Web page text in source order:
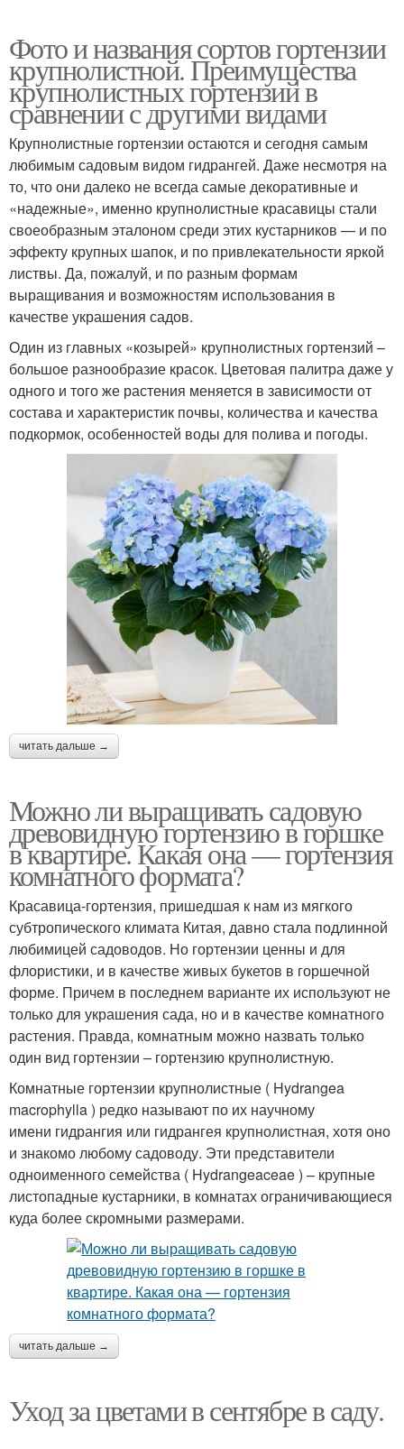
Фото и названия сортов гортензии
крупнолистной. Преимущества
крупнолистных гортензий в
сравнении с другими видами
Крупнолистные гортензии остаются и сегодня самым
любимым садовым видом гидрангей. Даже несмотря на
то, что они далеко не всегда самые декоративные и
«надежные», именно крупнолистные красавицы стали
своеобразным эталоном среди этих кустарников — и по
эффекту крупных шапок, и по привлекательности яркой
листвы. Да, пожалуй, и по разным формам
выращивания и возможностям использования в
качестве украшения садов.
Один из главных «козырей» крупнолистных гортензий –
большое разнообразие красок. Цветовая палитра даже у
одного и того же растения меняется в зависимости от
состава и характеристик почвы, количества и качества
подкормок, особенностей воды для полива и погоды.
читать дальше →
Можно ли выращивать садовую
древовидную гортензию в горшке
в квартире. Какая она — гортензия
комнатного формата?
Красавица-гортензия, пришедшая к нам из мягкого
субтропического климата Китая, давно стала подлинной
любимицей садоводов. Но гортензии ценны и для
флористики, и в качестве живых букетов в горшечной
форме. Причем в последнем варианте их используют не
только для украшения сада, но и в качестве комнатного
растения. Правда, комнатным можно назвать только
один вид гортензии – гортензию крупнолистную.
Комнатные гортензии крупнолистные ( Hydrangea
macrophylla ) редко называют по их научному
имени гидрангия или гидрангея крупнолистная, хотя оно
и знакомо любому садоводу. Эти представители
одноименного семейства ( Hydrangeaceae ) – крупные
листопадные кустарники, в комнатах ограничивающиеся
куда более скромными размерами.
читать дальше →
Уход за цветами в сентябре в саду.